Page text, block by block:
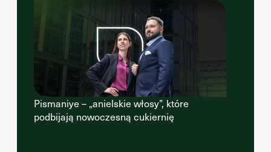
Pismaniye – „anielskie włosy”, które
podbijają nowoczesną cukiernię